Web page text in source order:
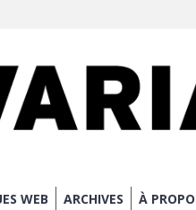
WEB ARCHIVES À